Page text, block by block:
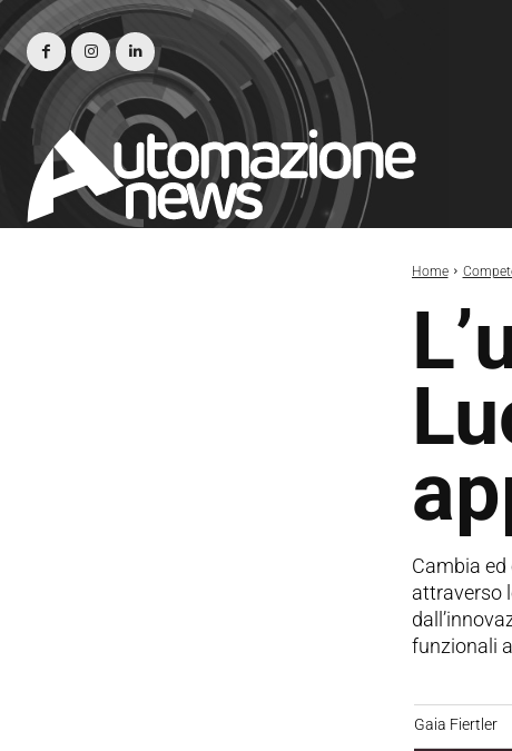
Home
Cambia
attraverso
funzionali
Gaia Fiertler